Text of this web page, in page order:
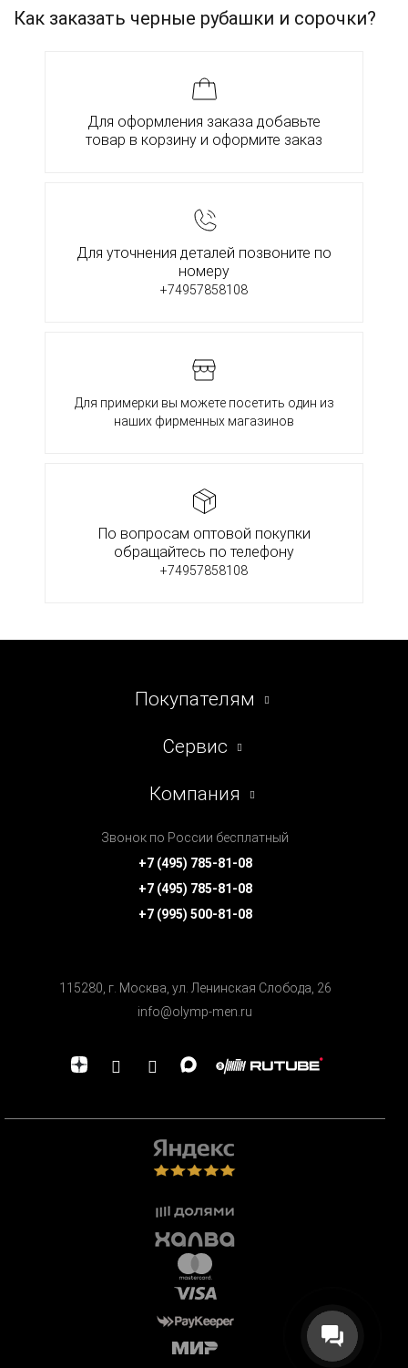
Как заказать черные рубашки и сорочки?
Для оформления заказа добавьте
товар в корзину и оформите заказ
Для уточнения деталей позвоните по
номеру
+74957858108
Для примерки вы можете посетить один из
наших фирменных магазинов
По вопросам оптовой покупки
обращайтесь по телефону
+74957858108
Покупателям
Сервис
Компания
Звонок по России бесплатный
+7 (495) 785-81-08
+7 (495) 785-81-08
+7 (995) 500-81-08
115280, г. Москва, ул. Ленинская Cлобода, 26
info@olymp-men.ru